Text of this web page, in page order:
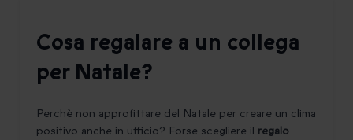
Cosa regalare a un collega
per Natale?
Perchè non approfittare del Natale per creare un clima
positivo anche in ufficio? Forse scegliere il regalo